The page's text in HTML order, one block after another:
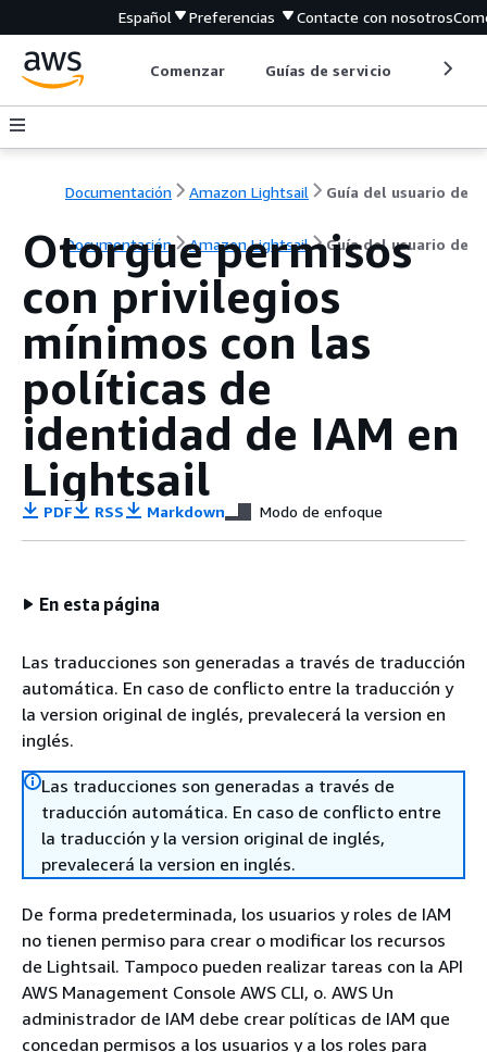
Español Preferencias Contacte con nosotros
Comenzar Guías de servicio
Documentación Amazon Lightsail Guía del usuario de
Documentación Amazon Lightsail Guía del usuario de
Otorgue permisos
con privilegios
mínimos con las
políticas de
identidad de IAM en
Lightsail
PDF RSS Markdown Modo de enfoque
En esta página
Las traducciones son generadas a través de traducción
automática. En caso de conflicto entre la traducción y
la version original de inglés, prevalecerá la version en
inglés.
Las traducciones son generadas a través de
traducción automática. En caso de conflicto entre
la traducción y la version original de inglés,
prevalecerá la version en inglés.
De forma predeterminada, los usuarios y roles de IAM
no tienen permiso para crear o modificar los recursos
de Lightsail. Tampoco pueden realizar tareas con la API
AWS Management Console AWS CLI, o. AWS Un
administrador de IAM debe crear políticas de IAM que
concedan permisos a los usuarios y a los roles para